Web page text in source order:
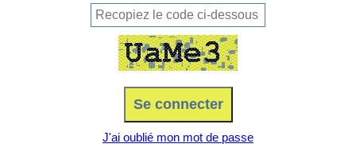
J'ai oublié mon mot de passe